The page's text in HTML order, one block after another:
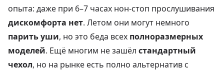
опыта: даже при 6–7 часах нон-стоп прослушивания
дискомфорта нет. Летом они могут немного
парить уши, но это беда всех полноразмерных
моделей. Ещё многим не зашёл стандартный
чехол, но на рынке есть полно альтернатив с